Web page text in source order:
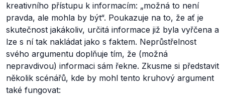
kreativního přístupu k informacím: „možná to není
pravda, ale mohla by být“. Poukazuje na to, že ať je
skutečnost jakákoliv, určitá informace již byla vyřčena a
lze s ní tak nakládat jako s faktem. Neprůstřelnost
svého argumentu doplňuje tím, že (možná
nepravdivou) informaci sám řekne. Zkusme si představit
několik scénářů, kde by mohl tento kruhový argument
také fungovat: